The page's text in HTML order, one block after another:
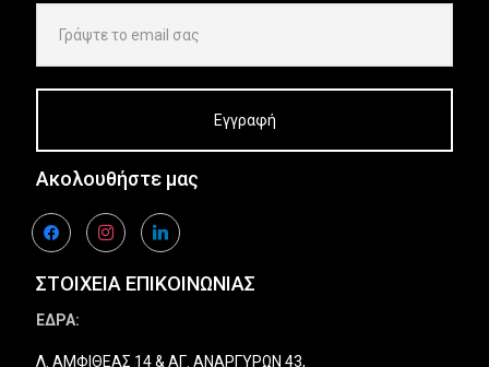
Ακολουθήστε μας
facebookinstagramlinkedin
ΣΤΟΙΧΕΙΑ ΕΠΙΚΟΙΝΩΝΙΑΣ
ΕΔΡΑ:
Λ. ΑΜΦΙΘΕΑΣ 14 & ΑΓ. ΑΝΑΡΓΥΡΩΝ 43,